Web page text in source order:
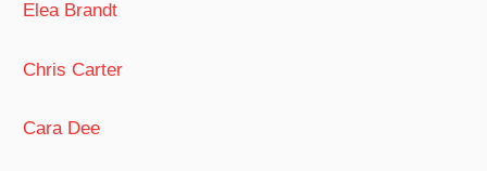
Elea Brandt
Chris Carter
Cara Dee